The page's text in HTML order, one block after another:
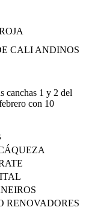
CALI ANDINOS
canchas 1 y 2 del
con 10
RENOVADORES